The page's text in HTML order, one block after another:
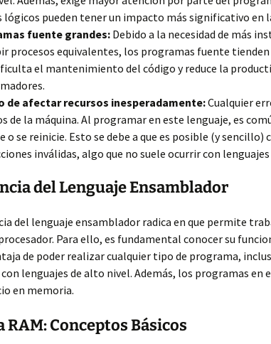
lógicos pueden tener un impacto más significativo en
fuente grandes: Debido a la necesidad de más
procesos equivalentes, los programas fuente tienden
el mantenimiento del código y reduce la
de afectar recursos inesperadamente:Cualquier
de la máquina. Al programar en este lenguaje, es
o se reinicie. Esto se debe a que es posible (y sencillo)
inválidas, algo que no suele ocurrir con
del Lenguaje Ensamblador
del lenguaje ensamblador radica en que permite
Para ello, es fundamental conocer su
de poder realizar cualquier tipo de programa,
lenguajes de alto nivel. Además, los programas en
en memoria.
RAM: Conceptos Básicos